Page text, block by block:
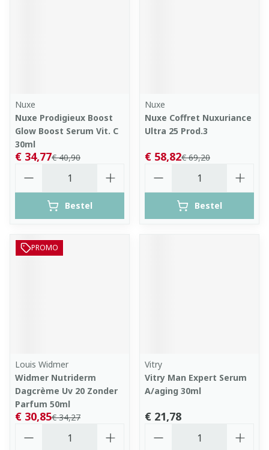
Nuxe
Nuxe Prodigieux Boost
Glow Boost Serum Vit. C
30ml
€ 40,90
€ 34,77
Bestel
Nuxe
Nuxe Coffret Nuxuriance
Ultra 25 Prod.3
€ 69,20
€ 58,82
Bestel
PROMO
Louis Widmer
Widmer Nutriderm
Dagcrème Uv 20 Zonder
Parfum 50ml
€ 34,27
€ 30,85
Vitry
Vitry Man Expert Serum
A/aging 30ml
€ 21,78